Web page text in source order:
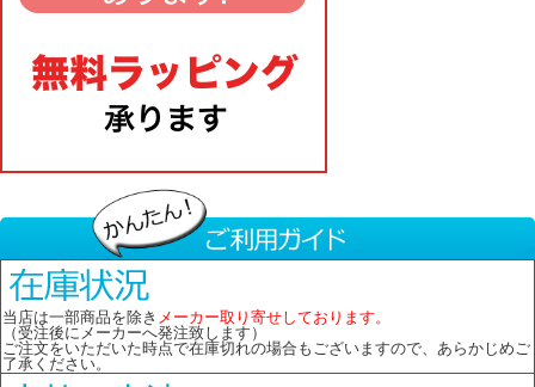
当店は一部商品を除き メーカー取り寄せしております。
（受注後にメーカーへ発注致します）
ご注文をいただいた時点で在庫切れの場合もございますので、あらかじめご
了承ください。